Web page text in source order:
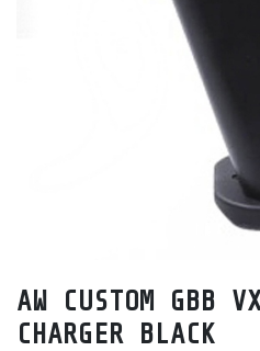
AW CUSTOM GBB
CHARGER BLACK